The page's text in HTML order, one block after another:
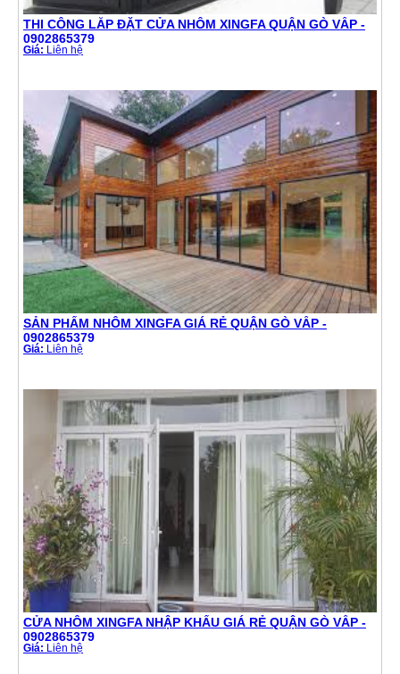
THI CÔNG LẮP ĐẶT CỬA NHÔM XINGFA QUẬN GÒ VẤP -
0902865379
Giá: Liên hệ
SẢN PHẨM NHÔM XINGFA GIÁ RẺ QUẬN GÒ VẤP -
0902865379
Giá: Liên hệ
CỬA NHÔM XINGFA NHẬP KHẨU GIÁ RẺ QUẬN GÒ VẤP -
0902865379
Giá: Liên hệ